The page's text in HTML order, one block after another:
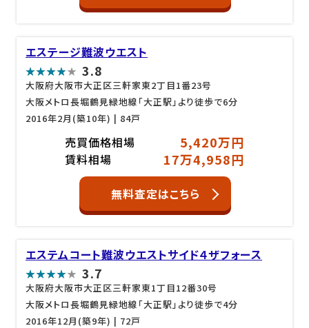
エステージ難波ウエスト
3.8
大阪府大阪市大正区三軒家東2丁目1番23号
大阪メトロ長堀鶴見緑地線「大正駅」より徒歩で6分
2016年2月(築10年) | 84戸
売買価格相場 5,420万円
賃料相場 17万4,958円
無料査定はこちら
エステムコート難波ウエストサイド４ザフォース
3.7
大阪府大阪市大正区三軒家東1丁目12番30号
大阪メトロ長堀鶴見緑地線「大正駅」より徒歩で4分
2016年12月(築9年) | 72戸